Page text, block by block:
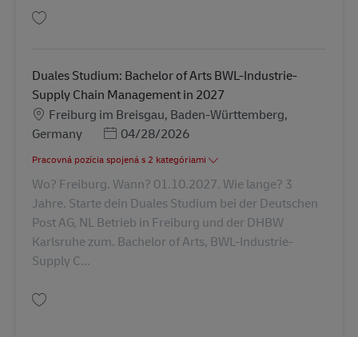
Duales Studium: Bachelor of Arts BWL-Industrie-
Supply Chain Management in 2027
MiestoFreiburg im Breisgau, Baden-Württemberg,
Germany
Posted Date
04/28/2026
Pracovná pozícia spojená s 2 kategóriami
Wo? Freiburg. Wann? 01.10.2027. Wie lange? 3
Jahre. Starte dein Duales Studium bei der Deutschen
Post AG, NL Betrieb in Freiburg und der DHBW
Karlsruhe zum. Bachelor of Arts, BWL-Industrie-
Supply C...